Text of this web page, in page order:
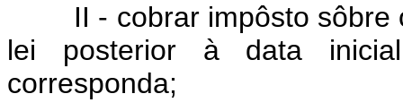
II - cobrar impôsto sôbre o
lei posterior à data
corresponda;